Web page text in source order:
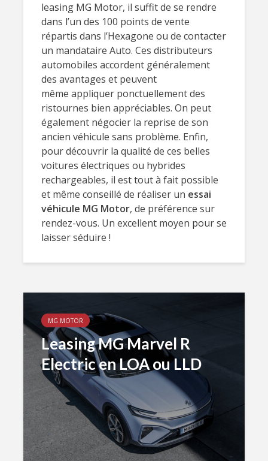
leasing MG Motor, il suffit de se rendre
dans l’un des 100 points de vente
répartis dans l’Hexagone ou de contacter
un mandataire Auto. Ces distributeurs
automobiles accordent généralement
des avantages et peuvent
même appliquer ponctuellement des
ristournes bien appréciables. On peut
également négocier la reprise de son
ancien véhicule sans problème. Enfin,
pour découvrir la qualité de ces belles
voitures électriques ou hybrides
rechargeables, il est tout à fait possible
et même conseillé de réaliser un essai
véhicule MG Motor, de préférence sur
rendez-vous. Un excellent moyen pour se
laisser séduire !
MG MOTOR
Leasing MG Marvel R
Electric en LOA ou LLD